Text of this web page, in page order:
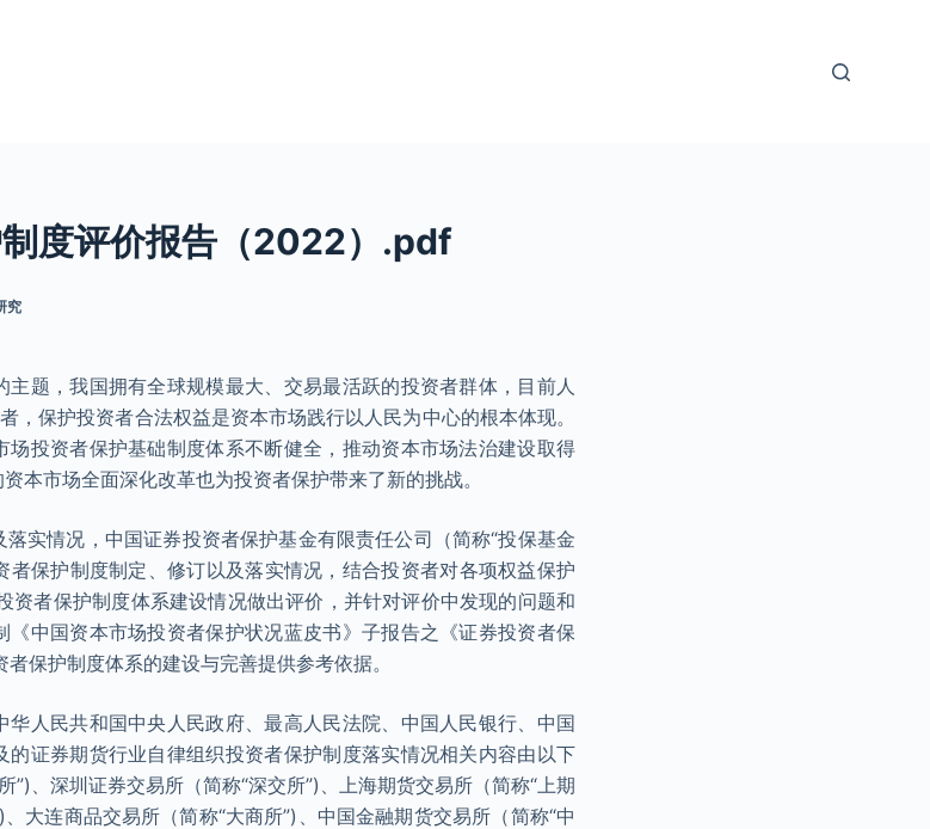
度评价报告（2022）.pdf
究
题，我国拥有全球规模最大、交易最活跃的投资者群体，目前人
，保护投资者合法权益是资本市场践行以人民为中心的根本体现。
投资者保护基础制度体系不断健全，推动资本市场法治建设取得
本市场全面深化改革也为投资者保护带来了新的挑战。
实情况，中国证券投资者保护基金有限责任公司（简称“投保基金
者保护制度制定、修订以及落实情况，结合投资者对各项权益保护
资者保护制度体系建设情况做出评价，并针对评价中发现的问题和
中国资本市场投资者保护状况蓝皮书》子报告之《证券投资者保
保护制度体系的建设与完善提供参考依据。
人民共和国中央人民政府、最高人民法院、中国人民银行、中国
证券期货行业自律组织投资者保护制度落实情况相关内容由以下
”)、深圳证券交易所（简称“深交所”)、上海期货交易所（简称“上期
大连商品交易所（简称“大商所”)、中国金融期货交易所（简称“中